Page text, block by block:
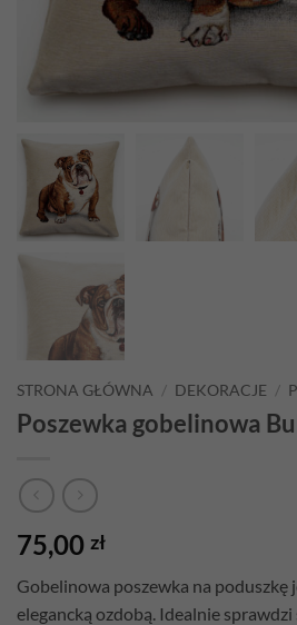
STRONA GŁÓWNA / DEKORACJE /
Poszewka gobelinowa
75,00 zł
Gobelinowa poszewka na poduszkę
elegancką ozdobą. Idealnie